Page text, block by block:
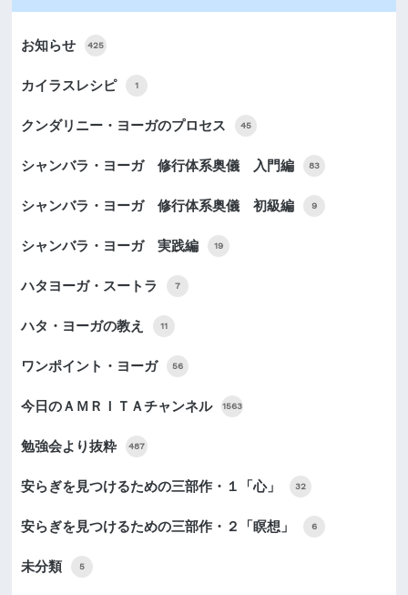
お知らせ 425
カイラスレシピ 1
クンダリニー・ヨーガのプロセス 45
シャンバラ・ヨーガ 修行体系奥儀 入門編 83
シャンバラ・ヨーガ 修行体系奥儀 初級編 9
シャンバラ・ヨーガ 実践編 19
ハタヨーガ・スートラ 7
ハタ・ヨーガの教え 11
ワンポイント・ヨーガ 56
今日のＡＭＲＩＴＡチャンネル 1563
勉強会より抜粋 487
安らぎを見つけるための三部作・１「心」 32
安らぎを見つけるための三部作・２「瞑想」 6
未分類 5